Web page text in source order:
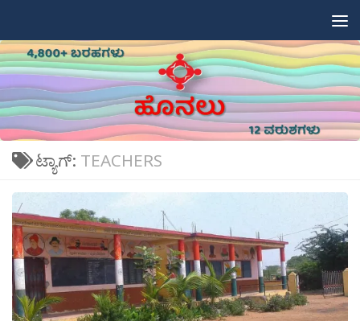
ಟ್ಯಾಗ್: TEACHERS